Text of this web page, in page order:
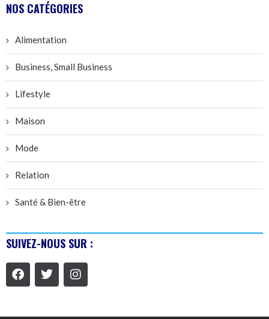
NOS CATÉGORIES
Alimentation
Business, Small Business
Lifestyle
Maison
Mode
Relation
Santé & Bien-être
SUIVEZ-NOUS SUR :